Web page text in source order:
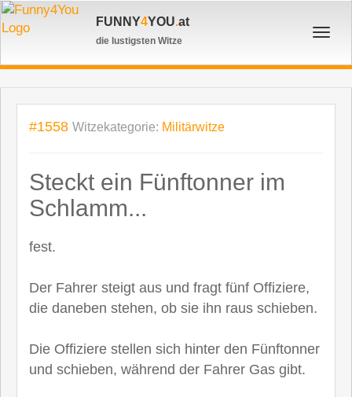
FUNNY4YOU.at
die lustigsten Witze
#1558 Witzekategorie: Militärwitze
Steckt ein Fünftonner im
Schlamm...
fest.
Der Fahrer steigt aus und fragt fünf Offiziere,
die daneben stehen, ob sie ihn raus schieben.
Die Offiziere stellen sich hinter den Fünftonner
und schieben, während der Fahrer Gas gibt.